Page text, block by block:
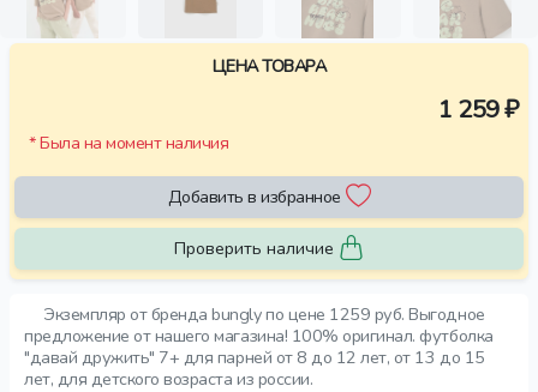
Экземпляр от бренда bungly по цене 1259 руб. Выгодное
предложение от нашего магазина! 100% оригинал. футболка
"давай дружить" 7+ для парней от 8 до 12 лет, от 13 до 15
лет, для детского возраста из россии.
ЦЕНА ТОВАРА
1 259 ₽
* Была на момент наличия
Добавить в избранное
Проверить наличие